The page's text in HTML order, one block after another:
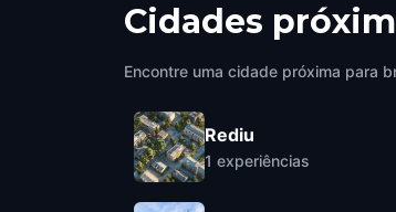
Cidades
Encontre uma cidade próxima para
Rediu
1 experiências